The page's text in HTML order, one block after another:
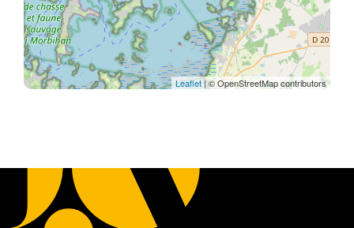
Leaflet| © OpenStreetMap contributors